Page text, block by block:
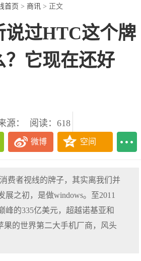
首页 > 商讯 > 正文
说过HTC这个牌
？它现在还好
源： 阅读：618
微博 空间
费者视线的牌子，其实离我们并
展之初，是做windows。至2011
峰的335亿美元，超越诺基亚和
果的世界第二大手机厂商，风头